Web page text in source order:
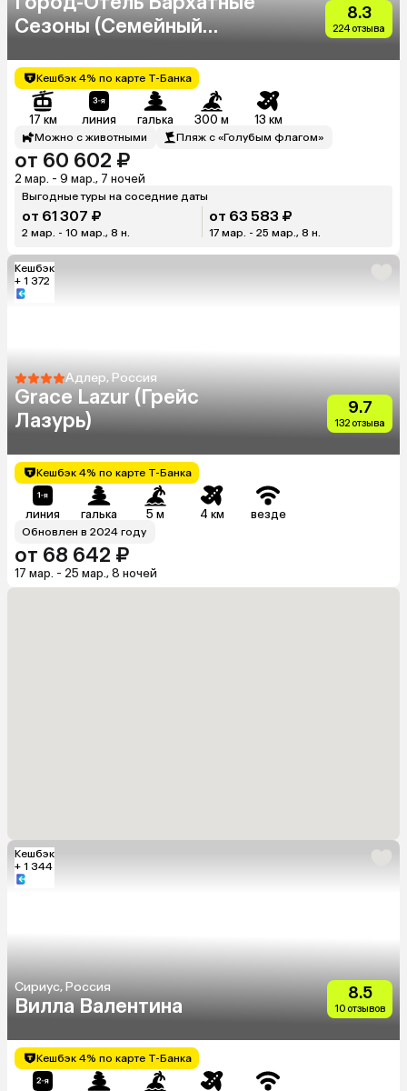
Сезоны (Семейный
8.3
224 отзыва
Кешбэк 4% по карте Т-Банка
17 км линия галька 300 м 13 км
Можно с животными Пляж с «Голубым флагом»
от 60 602 ₽
2 мар. - 9 мар., 7 ночей
Выгодные туры на соседние даты
от 61 307 ₽
2 мар. - 10 мар., 8 н.
от 63 583 ₽
17 мар. - 25 мар., 8 н.
Кешбэк
+ 1 372
Адлер, Россия
Grace Lazur (Грейс
Лазурь)
9.7
132 отзыва
Кешбэк 4% по карте Т-Банка
линия галька 5 м 4 км везде
Обновлен в 2024 году
от 68 642 ₽
17 мар. - 25 мар., 8 ночей
Кешбэк
+ 1 344
Сириус, Россия
Вилла Валентина
8.5
10 отзывов
Кешбэк 4% по карте Т-Банка